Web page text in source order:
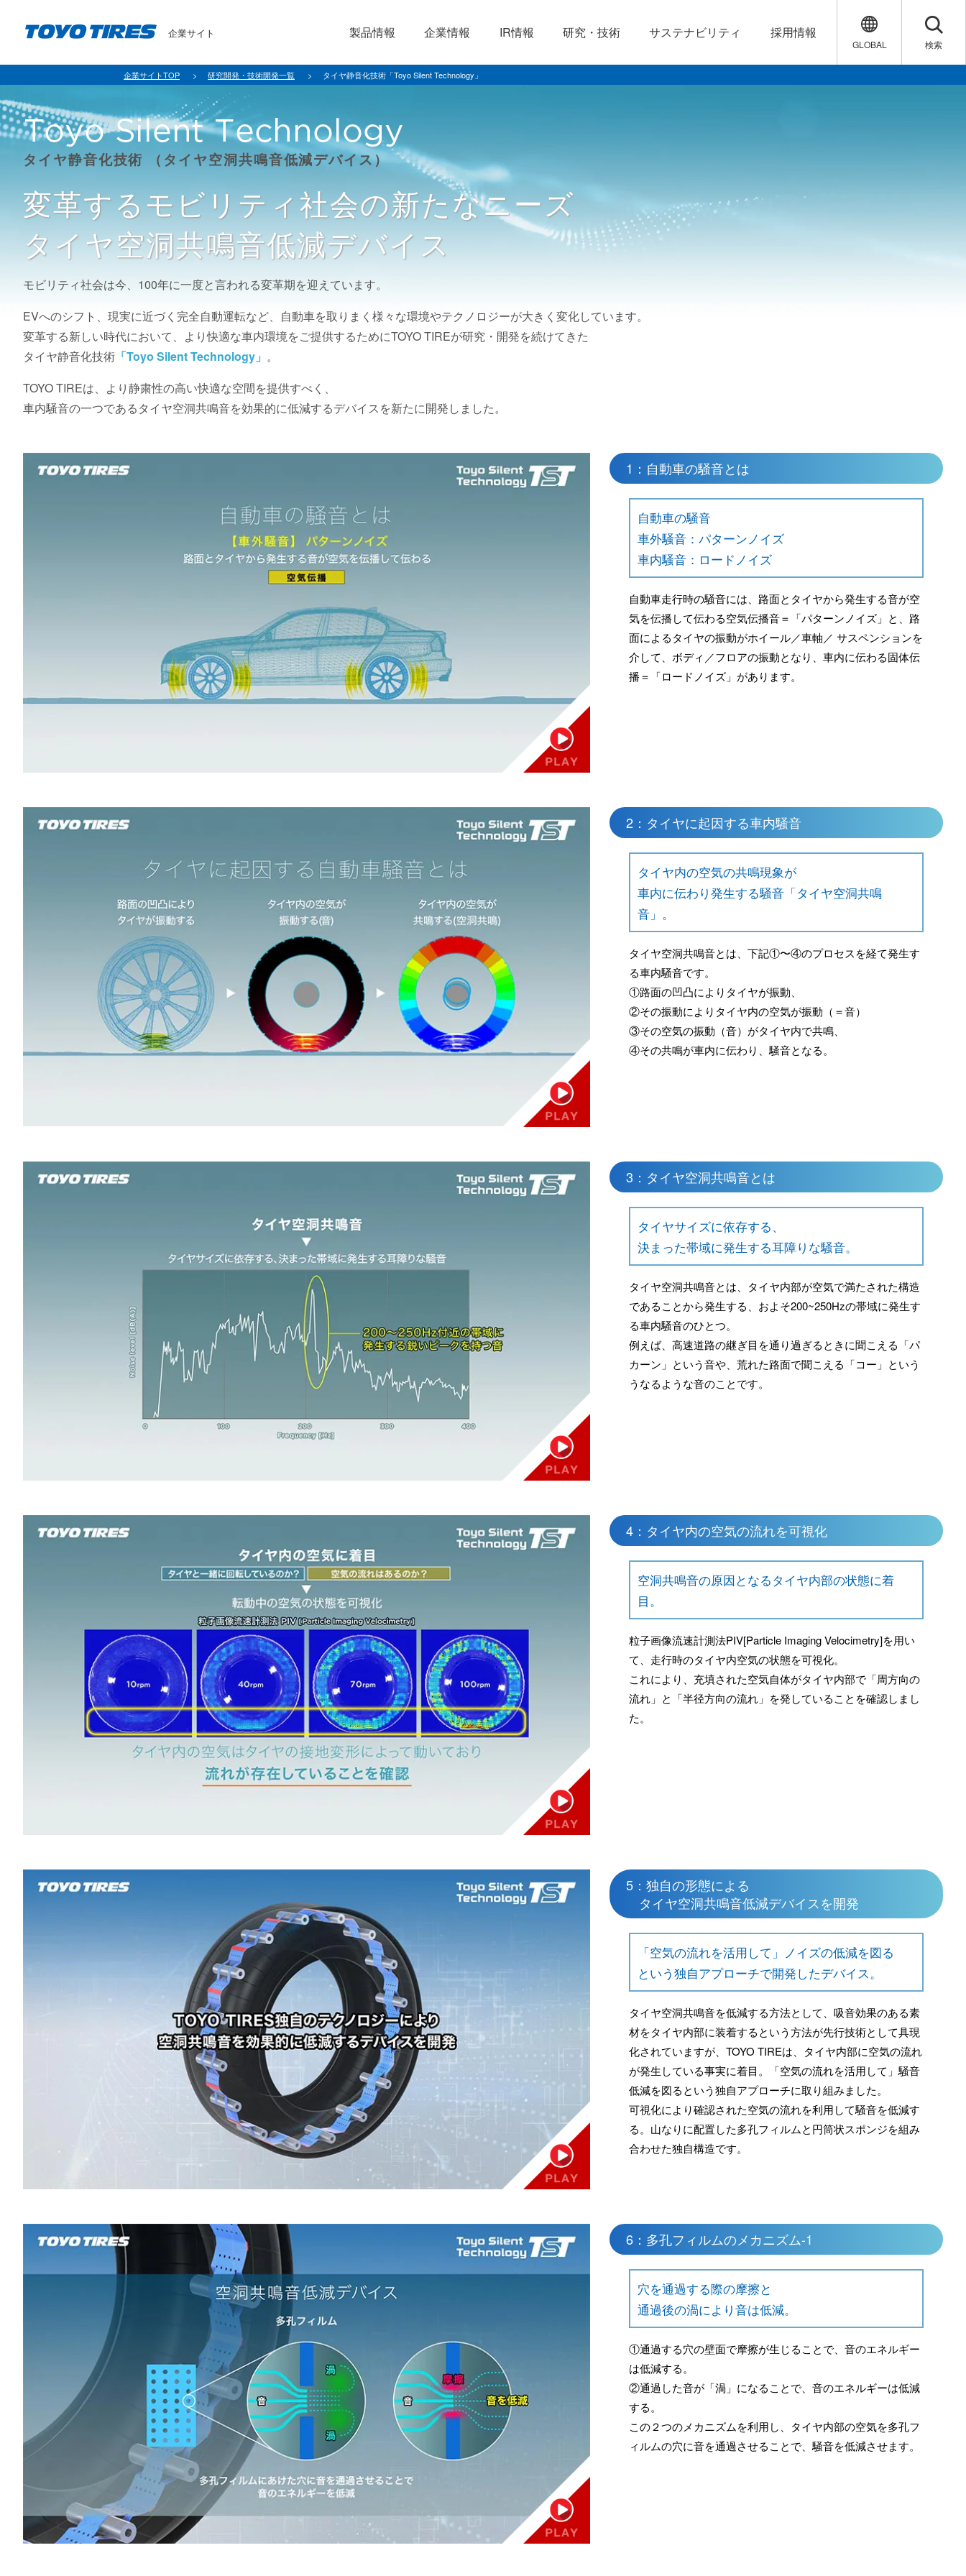
企業サイト 製品情報 企業情報 IR情報 研究・技術 サステナビリティ 採用情報
GLOBAL 検索
企業サイトTOP 研究開発・技術開発一覧 タイヤ静音化技術「Toyo Silent Technology」
タイヤ静音化技術 （タイヤ空洞共鳴⾳低減デバイス）
変革するモビリティ社会の新たなニーズ
タイヤ空洞共鳴音低減デバイス
モビリティ社会は今、100年に一度と言われる変革期を迎えています。
EVへのシフト、現実に近づく完全自動運転など、自動車を取りまく様々な環境やテクノロジーが大きく変化しています。
変革する新しい時代において、より快適な車内環境をご提供するためにTOYO TIREが研究・開発を続けてきた
タイヤ静音化技術 「Toyo Silent Technology」 。
TOYO TIREは、より静粛性の高い快適な空間を提供すべく、
車内騒音の一つであるタイヤ空洞共鳴音を効果的に低減するデバイスを新たに開発しました。
1：自動車の騒音とは
自動車の騒音
車外騒音：パターンノイズ
車内騒音：ロードノイズ
自動車走行時の騒音には、路面とタイヤから発生する音が空
気を伝播して伝わる空気伝播音＝「パターンノイズ」と、路
⾯によるタイヤの振動がホイール／⾞軸／ サスペンションを
介して、ボディ／フロアの振動となり、⾞内に伝わる固体伝
播＝「ロードノイズ」があります。
2：タイヤに起因する車内騒音
タイヤ内の空気の共鳴現象が
車内に伝わり発生する騒音「タイヤ空洞共鳴
音」。
タイヤ空洞共鳴音とは、下記①〜④のプロセスを経て発生す
る車内騒音です。
①路面の凹凸によりタイヤが振動、
②その振動によりタイヤ内の空気が振動（＝音）
③その空気の振動（音）がタイヤ内で共鳴、
④その共鳴が車内に伝わり、騒音となる。
3：タイヤ空洞共鳴音とは
タイヤサイズに依存する、
決まった帯域に発⽣する⽿障りな騒⾳。
タイヤ空洞共鳴音とは、タイヤ内部が空気で満たされた構造
であることから発生する、およそ200~250Hzの帯域に発⽣す
る車内騒音のひとつ。
例えば、高速道路の継ぎ目を通り過ぎるときに聞こえる「パ
カーン」という音や、荒れた路面で聞こえる「コー」という
うなるような音のことです。
4：タイヤ内の空気の流れを可視化
空洞共鳴音の原因となるタイヤ内部の状態に着
目。
粒子画像流速計測法PIV[Particle Imaging Velocimetry]を用い
て、走行時のタイヤ内空気の状態を可視化。
これにより、充填された空気自体がタイヤ内部で「周方向の
流れ」と「半径方向の流れ」を発していることを確認しまし
た。
5：独自の形態による
タイヤ空洞共鳴音低減デバイスを開発
「空気の流れを活用して」ノイズの低減を図る
という独自アプローチで開発したデバイス。
タイヤ空洞共鳴音を低減する方法として、吸音効果のある素
材をタイヤ内部に装着するという方法が先行技術として具現
化されていますが、TOYO TIREは、タイヤ内部に空気の流れ
が発生している事実に着目。「空気の流れを活用して」騒音
低減を図るという独自アプローチに取り組みました。
可視化により確認された空気の流れを利用して騒音を低減す
る。山なりに配置した多孔フィルムと円筒状スポンジを組み
合わせた独自構造です。
6：多孔フィルムのメカニズム-1
穴を通過する際の摩擦と
通過後の渦により音は低減。
①通過する穴の壁面で摩擦が生じることで、音のエネルギー
は低減する。
②通過した音が「渦」になることで、音のエネルギーは低減
する。
この２つのメカニズムを利用し、タイヤ内部の空気を多孔フ
ィルムの穴に音を通過させることで、騒音を低減させます。